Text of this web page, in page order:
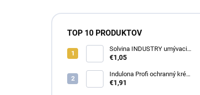
TOP 10 PRODUKTOV
Solvina INDUSTRY umývacia
pasta na ruky 450g
€1,05
Indulona Profi ochranný krém
na ruky 100ml
€1,91